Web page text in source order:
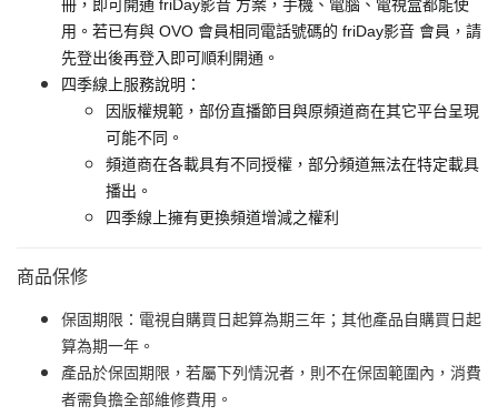
冊，即可開通 friDay影音 方案，手機、電腦、電視盒都能使
用。若已有與 OVO 會員相同電話號碼的 friDay影音 會員，請
先登出後再登入即可順利開通。
四季線上服務說明：
因版權規範，部份直播節目與原頻道商在其它平台呈現
可能不同。
頻道商在各載具有不同授權，部分頻道無法在特定載具
播出。
四季線上擁有更換頻道增減之權利
商品保修
保固期限：電視自購買日起算為期三年；其他產品自購買日起
算為期一年。
產品於保固期限，若屬下列情況者，則不在保固範圍內，消費
者需負擔全部維修費用。